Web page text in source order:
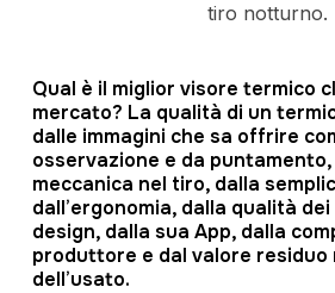
tiro notturno.
Qual è il miglior visore termico
mercato? La qualità di un
dalle immagini che sa offrire
osservazione e da
meccanica nel tiro, dalla
dall’ergonomia, dalla qualità
design, dalla sua App, dalla
produttore e dal valore residuo
dell’usato.